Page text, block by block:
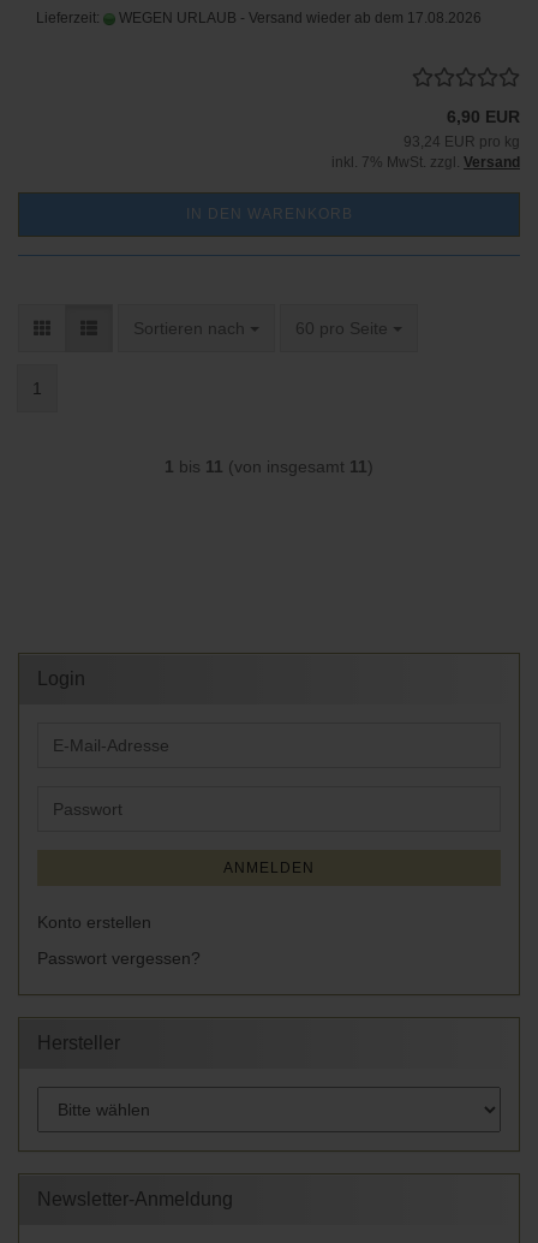
Lieferzeit: WEGEN URLAUB - Versand wieder ab dem 17.08.2026
6,90 EUR
93,24 EUR pro kg
inkl. 7% MwSt. zzgl. Versand
IN DEN WARENKORB
Sortieren nach
Sortieren nach 60 pro Seite
pro Seite
1
1 bis 11 (von insgesamt 11 )
Login
E-
Passwort
ANMELDEN
Konto erstellen
Passwort vergessen?
Hersteller
Newsletter-Anmeldung